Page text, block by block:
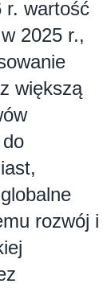
r. wartość
2025 r.,
większą
rozwój i